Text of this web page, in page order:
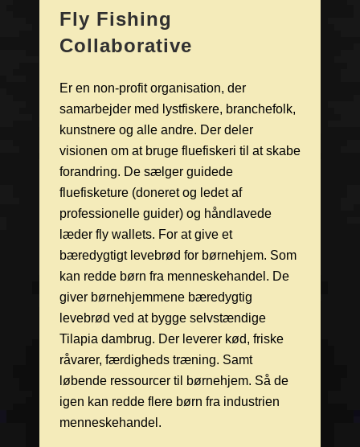
Fly Fishing
Collaborative
Er en non-profit organisation, der
samarbejder med lystfiskere, branchefolk,
kunstnere og alle andre. Der deler
visionen om at bruge fluefiskeri til at skabe
forandring. De sælger guidede
fluefisketure (doneret og ledet af
professionelle guider) og håndlavede
læder fly wallets. For at give et
bæredygtigt levebrød for børnehjem. Som
kan redde børn fra menneskehandel. De
giver børnehjemmene bæredygtig
levebrød ved at bygge selvstændige
Tilapia dambrug. Der leverer kød, friske
råvarer, færdigheds træning. Samt
løbende ressourcer til børnehjem. Så de
igen kan redde flere børn fra industrien
menneskehandel.